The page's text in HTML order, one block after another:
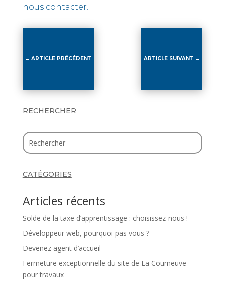
nous contacter.
←ARTICLE PRÉCÉDENT ARTICLE SUIVANT →
RECHERCHER
CATÉGORIES
Articles récents
Solde de la taxe d’apprentissage : choisissez-nous !
Développeur web, pourquoi pas vous ?
Devenez agent d’accueil
Fermeture exceptionnelle du site de La Courneuve
pour travaux